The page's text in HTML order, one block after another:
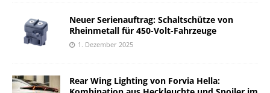
Neuer Serienauftrag: Schaltschütze von
Rheinmetall für 450-Volt-Fahrzeuge
1. Dezember 2025
Rear Wing Lighting von Forvia Hella: